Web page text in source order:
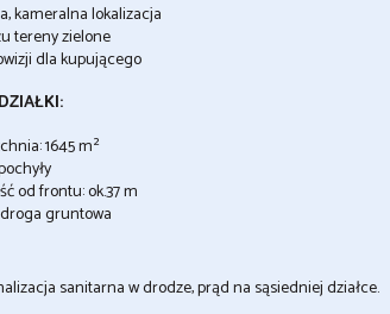
kameralna lokalizacja
tereny zielone
dla kupującego
1645 m²
od frontu: ok.37 m
gruntowa
sanitarna w drodze, prąd na sąsiedniej działce.